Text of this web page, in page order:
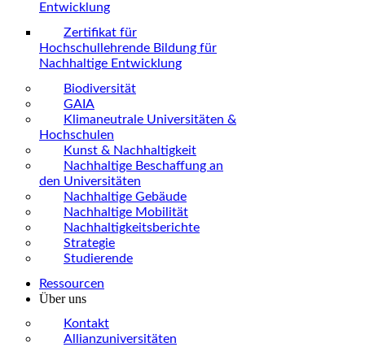
Entwicklung
Zertifikat für
Hochschullehrende Bildung für
Nachhaltige Entwicklung
Biodiversität
GAIA
Klimaneutrale Universitäten &
Hochschulen
Kunst & Nachhaltigkeit
Nachhaltige Beschaffung an
den Universitäten
Nachhaltige Gebäude
Nachhaltige Mobilität
Nachhaltigkeitsberichte
Strategie
Studierende
Ressourcen
Über uns
Kontakt
Allianzuniversitäten